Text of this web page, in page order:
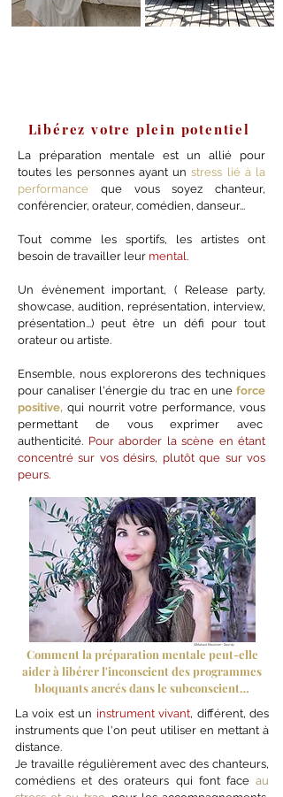
Libérez votre plein potentiel
La préparation mentale est un allié pour
toutes les personnes ayant unstress lié à la
performance que vous soyez chanteur,
conférencier, orateur, comédien, danseur...
Tout comme les sportifs, les artistes ont
besoin de travailler leur mental.
Un évènement important, ( Release party,
showcase, audition, représentation, interview,
présentation...) peut être un défi pour tout
orateur ou artiste.
Ensemble, nous explorerons des techniques
pour canaliser l'énergie du trac en une force
positive, qui nourrit votre performance, vous
permettant de vous exprimer avec
authenticité. Pour aborder la scène en étant
concentré sur vos désirs, plutôt que sur vos
peurs.
©Mahaut Moulinier-Dourdy
Comment la préparation mentale peut-elle
aider à libérer l'inconscient des programmes
bloquants ancrés dans le subconscient…
La voix est un instrument vivant, différent, des
instruments que l'on peut utiliser en mettant à
distance.
Je travaille régulièrement avec des chanteurs,
comédiens et des orateurs qui font face au